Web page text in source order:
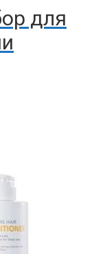
для